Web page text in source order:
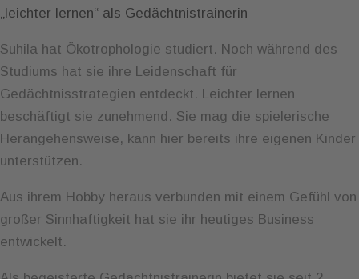
„leichter lernen“ als Gedächtnistrainerin
Suhila hat Ökotrophologie studiert. Noch während des
Studiums hat sie ihre Leidenschaft für
Gedächtnisstrategien entdeckt. Leichter lernen
beschäftigt sie zunehmend. Sie mag die spielerische
Herangehensweise, kann hier bereits ihre eigenen Kinder
unterstützen.
Aus ihrem Hobby heraus verbunden mit einem Gefühl von
großer Sinnhaftigkeit hat sie ihr heutiges Business
entwickelt.